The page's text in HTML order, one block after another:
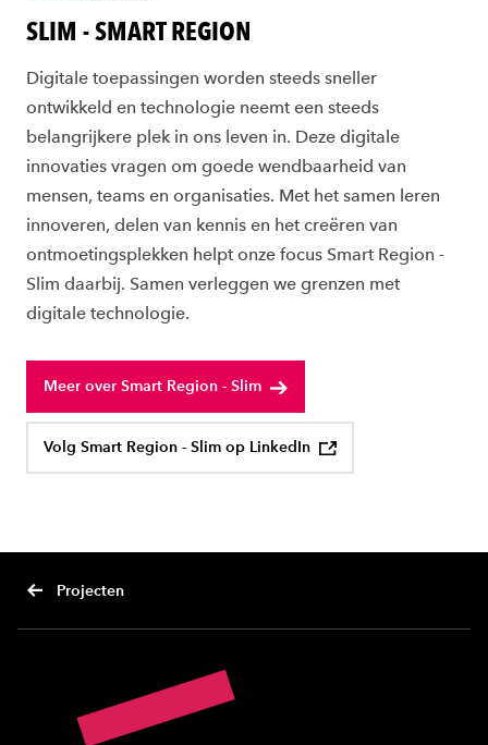
SLIM - SMART REGION
Digitale toepassingen worden steeds sneller
ontwikkeld en technologie neemt een steeds
belangrijkere plek in ons leven in. Deze digitale
innovaties vragen om goede wendbaarheid van
mensen, teams en organisaties. Met het samen leren
innoveren, delen van kennis en het creëren van
ontmoetingsplekken helpt onze focus Smart Region -
Slim daarbij. Samen verleggen we grenzen met
digitale technologie.
Meer over Smart Region - Slim
Volg Smart Region - Slim op LinkedIn
Projecten